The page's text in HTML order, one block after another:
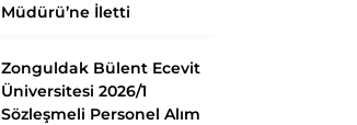
Müdürü’ne İletti
Zonguldak Bülent Ecevit
Üniversitesi 2026/1
Sözleşmeli Personel Alım